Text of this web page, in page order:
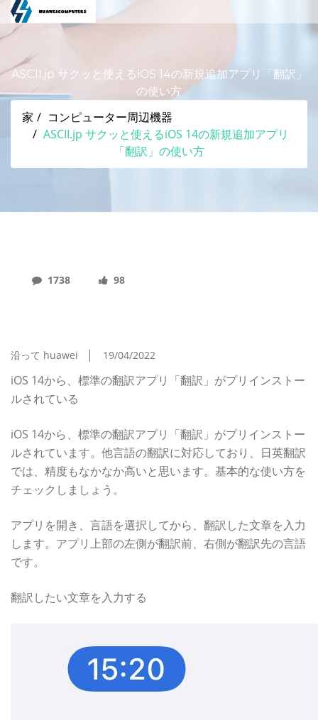
ASCII.jp サクッと使えるiOS 14の新規追加アプリ「翻訳」
の使い方
家
コンピューター周辺機器
ASCII.jp サクッと使えるiOS 14の新規追加アプリ
「翻訳」の使い方
1738 98
沿って huawei 19/04/2022
iOS 14から、標準の翻訳アプリ「翻訳」がプリインストー
ルされている
iOS 14から、標準の翻訳アプリ「翻訳」がプリインストー
ルされています。他言語の翻訳に対応しており、日英翻訳
では、精度もなかなか高いと思います。基本的な使い方を
チェックしましょう。
アプリを開き、言語を選択してから、翻訳した文章を入力
します。アプリ上部の左側が翻訳前、右側が翻訳先の言語
です。
翻訳したい文章を入力する